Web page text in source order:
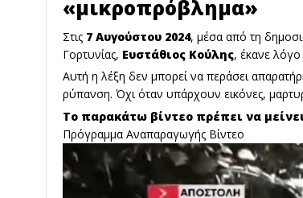
«μικροπρόβλημα»
Στις 7 Αυγούστου 2024, μέσα από τη
Γορτυνίας, Ευστάθιος Κούλης, έκανε λόγο
Αυτή η λέξη δεν μπορεί να περάσει
ρύπανση. Όχι όταν υπάρχουν εικόνες,
Το παρακάτω βίντεο πρέπει να
Πρόγραμμα Αναπαραγωγής Βίντεο